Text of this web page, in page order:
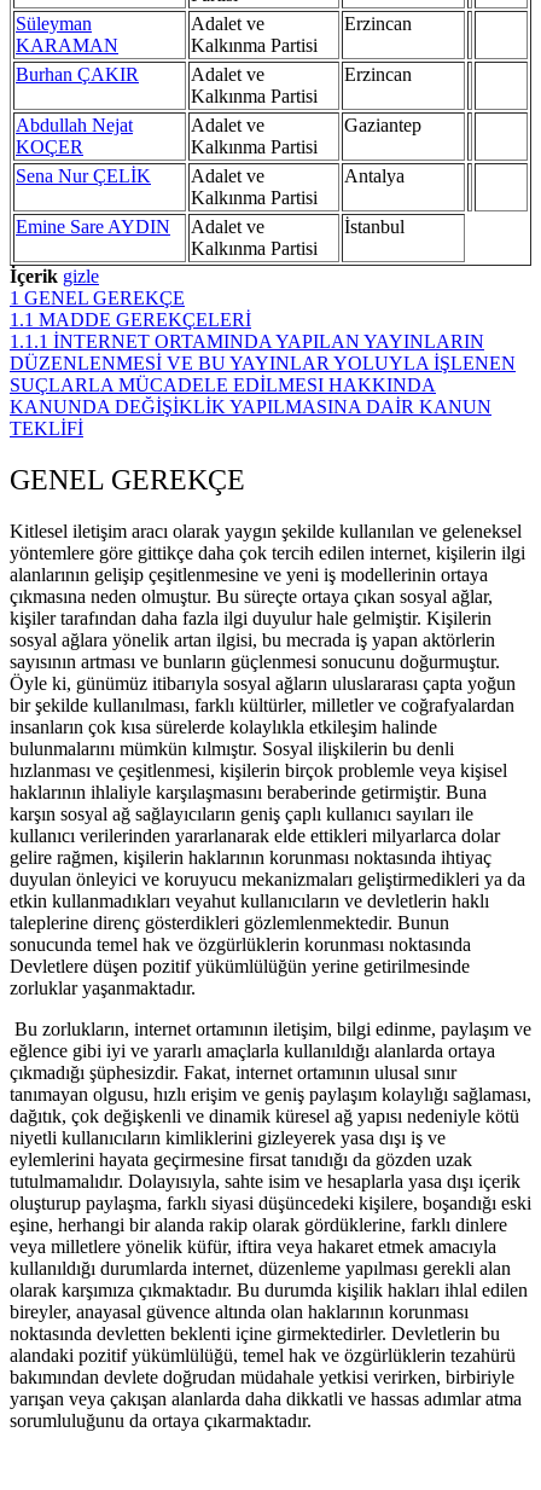
Süleyman
KARAMAN
Adalet ve
Kalkınma Partisi
Erzincan
Burhan ÇAKIR
Adalet ve
Kalkınma Partisi
Erzincan
Abdullah Nejat
KOÇER
Adalet ve
Kalkınma Partisi
Gaziantep
Sena Nur ÇELİK
Adalet ve
Kalkınma Partisi
Antalya
Emine Sare AYDIN
Adalet ve
Kalkınma Partisi
İstanbul
İçerik gizle
1 GENEL GEREKÇE
1.1 MADDE GEREKÇELERİ
1.1.1 İNTERNET ORTAMINDA YAPILAN YAYINLARIN
DÜZENLENMESİ VE BU YAYINLAR YOLUYLA İŞLENEN
SUÇLARLA MÜCADELE EDİLMESI HAKKINDA
KANUNDA DEĞİŞİKLİK YAPILMASINA DAİR KANUN
TEKLİFİ
GENEL GEREKÇE
Kitlesel iletişim aracı olarak yaygın şekilde kullanılan ve geleneksel
yöntemlere göre gittikçe daha çok tercih edilen internet, kişilerin ilgi
alanlarının gelişip çeşitlenmesine ve yeni iş modellerinin ortaya
çıkmasına neden olmuştur. Bu süreçte ortaya çıkan sosyal ağlar,
kişiler tarafından daha fazla ilgi duyulur hale gelmiştir. Kişilerin
sosyal ağlara yönelik artan ilgisi, bu mecrada iş yapan aktörlerin
sayısının artması ve bunların güçlenmesi sonucunu doğurmuştur.
Öyle ki, günümüz itibarıyla sosyal ağların uluslararası çapta yoğun
bir şekilde kullanılması, farklı kültürler, milletler ve coğrafyalardan
insanların çok kısa sürelerde kolaylıkla etkileşim halinde
bulunmalarını mümkün kılmıştır. Sosyal ilişkilerin bu denli
hızlanması ve çeşitlenmesi, kişilerin birçok problemle veya kişisel
haklarının ihlaliyle karşılaşmasını beraberinde getirmiştir. Buna
karşın sosyal ağ sağlayıcıların geniş çaplı kullanıcı sayıları ile
kullanıcı verilerinden yararlanarak elde ettikleri milyarlarca dolar
gelire rağmen, kişilerin haklarının korunması noktasında ihtiyaç
duyulan önleyici ve koruyucu mekanizmaları geliştirmedikleri ya da
etkin kullanmadıkları veyahut kullanıcıların ve devletlerin haklı
taleplerine direnç gösterdikleri gözlemlenmektedir. Bunun
sonucunda temel hak ve özgürlüklerin korunması noktasında
Devletlere düşen pozitif yükümlülüğün yerine getirilmesinde
zorluklar yaşanmaktadır.
Bu zorlukların, internet ortamının iletişim, bilgi edinme, paylaşım ve
eğlence gibi iyi ve yararlı amaçlarla kullanıldığı alanlarda ortaya
çıkmadığı şüphesizdir. Fakat, internet ortamının ulusal sınır
tanımayan olgusu, hızlı erişim ve geniş paylaşım kolaylığı sağlaması,
dağıtık, çok değişkenli ve dinamik küresel ağ yapısı nedeniyle kötü
niyetli kullanıcıların kimliklerini gizleyerek yasa dışı iş ve
eylemlerini hayata geçirmesine firsat tanıdığı da gözden uzak
tutulmamalıdır. Dolayısıyla, sahte isim ve hesaplarla yasa dışı içerik
oluşturup paylaşma, farklı siyasi düşüncedeki kişilere, boşandığı eski
eşine, herhangi bir alanda rakip olarak gördüklerine, farklı dinlere
veya milletlere yönelik küfür, iftira veya hakaret etmek amacıyla
kullanıldığı durumlarda internet, düzenleme yapılması gerekli alan
olarak karşımıza çıkmaktadır. Bu durumda kişilik hakları ihlal edilen
bireyler, anayasal güvence altında olan haklarının korunması
noktasında devletten beklenti içine girmektedirler. Devletlerin bu
alandaki pozitif yükümlülüğü, temel hak ve özgürlüklerin tezahürü
bakımından devlete doğrudan müdahale yetkisi verirken, birbiriyle
yarışan veya çakışan alanlarda daha dikkatli ve hassas adımlar atma
sorumluluğunu da ortaya çıkarmaktadır.